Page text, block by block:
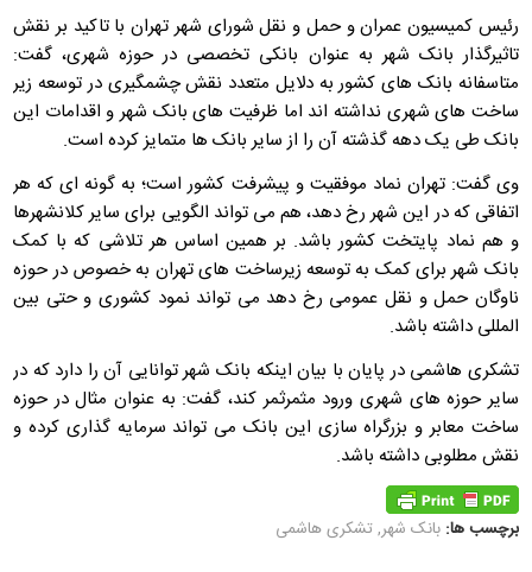
رئیس کمیسیون عمران و حمل و نقل شورای شهر تهران با تاکید بر نقش
تاثیرگذار بانک شهر به عنوان بانکی تخصصی در حوزه شهری، گفت:
متاسفانه بانک های کشور به دلایل متعدد نقش چشمگیری در توسعه زیر
ساخت های شهری نداشته اند اما ظرفیت های بانک شهر و اقدامات این
بانک طی یک دهه گذشته آن را از سایر بانک ها متمایز کرده است.
وی گفت: تهران نماد موفقیت و پیشرفت کشور است؛ به گونه ای که هر
اتفاقی که در این شهر رخ دهد، هم می تواند الگویی برای سایر کلانشهرها
و هم نماد پایتخت کشور باشد. بر همین اساس هر تلاشی که با کمک
بانک شهر برای کمک به توسعه زیرساخت های تهران به خصوص در حوزه
ناوگان حمل و نقل عمومی رخ دهد می تواند نمود کشوری و حتی بین
المللی داشته باشد.
تشکری هاشمی در پایان با بیان اینکه بانک شهر توانایی آن را دارد که در
سایر حوزه های شهری ورود مثمرثمر کند، گفت: به عنوان مثال در حوزه
ساخت معابر و بزرگراه سازی این بانک می تواند سرمایه گذاری کرده و
نقش مطلوبی داشته باشد.
برچسب ها: بانک شهر,تشکری هاشمی